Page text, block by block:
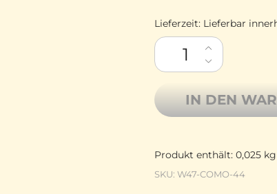
Lieferzeit: Lieferbar
Como Lamana
IN DEN
Produkt enthält: 0,025 kg
SKU: W47-COMO-44